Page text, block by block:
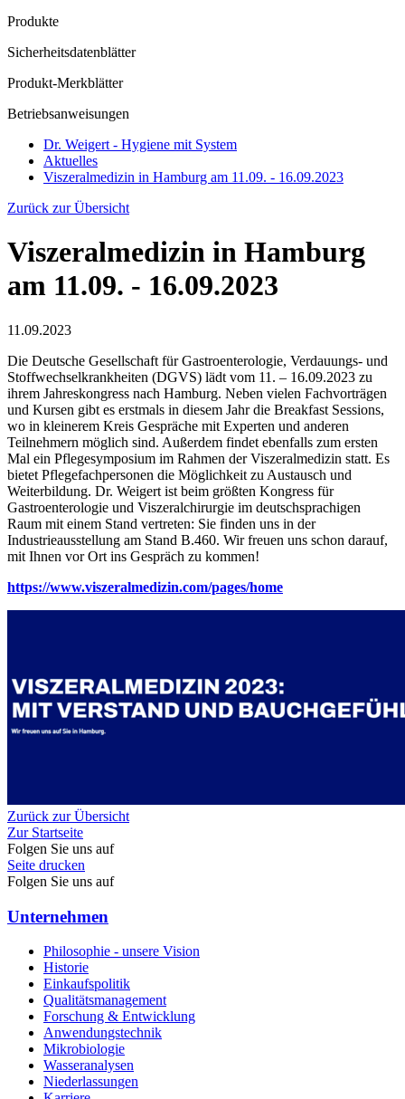
Produkte
Sicherheitsdatenblätter
Produkt-Merkblätter
Betriebsanweisungen
Dr. Weigert - Hygiene mit System
Aktuelles
Viszeralmedizin in Hamburg am 11.09. - 16.09.2023
Zurück zur Übersicht
Viszeralmedizin in Hamburg
am 11.09. - 16.09.2023
11.09.2023
Die Deutsche Gesellschaft für Gastroenterologie, Verdauungs- und
Stoffwechselkrankheiten (DGVS) lädt vom 11. – 16.09.2023 zu
ihrem Jahreskongress nach Hamburg. Neben vielen Fachvorträgen
und Kursen gibt es erstmals in diesem Jahr die Breakfast Sessions,
wo in kleinerem Kreis Gespräche mit Experten und anderen
Teilnehmern möglich sind. Außerdem findet ebenfalls zum ersten
Mal ein Pflegesymposium im Rahmen der Viszeralmedizin statt. Es
bietet Pflegefachpersonen die Möglichkeit zu Austausch und
Weiterbildung. Dr. Weigert ist beim größten Kongress für
Gastroenterologie und Viszeralchirurgie im deutschsprachigen
Raum mit einem Stand vertreten: Sie finden uns in der
Industrieausstellung am Stand B.460. Wir freuen uns schon darauf,
mit Ihnen vor Ort ins Gespräch zu kommen!
https://www.viszeralmedizin.com/pages/home
Zurück zur Übersicht
Zur Startseite
Folgen Sie uns auf
Seite drucken
Folgen Sie uns auf
Unternehmen
Philosophie - unsere Vision
Historie
Einkaufspolitik
Qualitätsmanagement
Forschung & Entwicklung
Anwendungstechnik
Mikrobiologie
Wasseranalysen
Niederlassungen